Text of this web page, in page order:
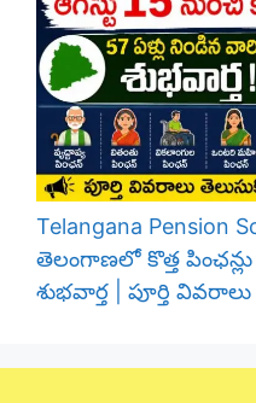
Telangana Pension
తెలంగాణలో కొత్త పింఛన్లు
శుభవార్త | పూర్తి వివరాలు